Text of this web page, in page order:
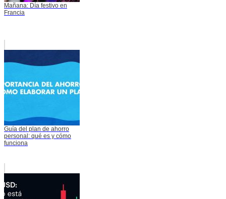
Mañana: Día festivo en
Francia
Guía del plan de ahorro
personal: qué es y cómo
funciona